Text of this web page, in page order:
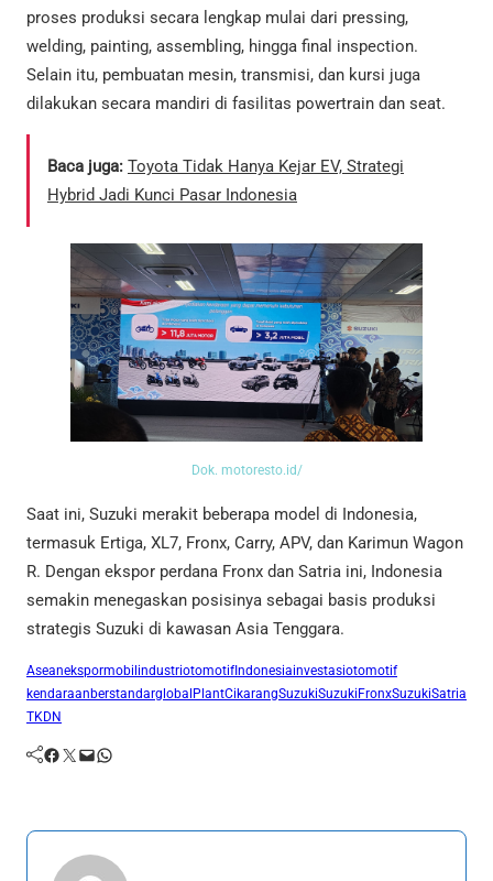
proses produksi secara lengkap mulai dari pressing,
welding, painting, assembling, hingga final inspection.
Selain itu, pembuatan mesin, transmisi, dan kursi juga
dilakukan secara mandiri di fasilitas powertrain dan seat.
Baca juga: Toyota Tidak Hanya Kejar EV, Strategi
Hybrid Jadi Kunci Pasar Indonesia
Dok. motoresto.id/
Saat ini, Suzuki merakit beberapa model di Indonesia,
termasuk Ertiga, XL7, Fronx, Carry, APV, dan Karimun Wagon
R. Dengan ekspor perdana Fronx dan Satria ini, Indonesia
semakin menegaskan posisinya sebagai basis produksi
strategis Suzuki di kawasan Asia Tenggara.
AseanekspormobilindustriotomotifIndonesiainvestasiotomotif
kendaraanberstandarglobalPlantCikarangSuzukiSuzukiFronxSuzukiSatria
TKDN
Facebook Twitter Mail WhatsApp